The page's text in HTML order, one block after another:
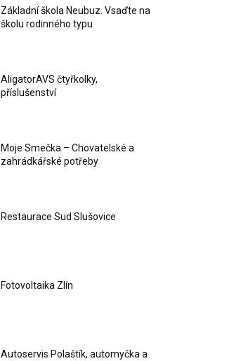
Základní škola Neubuz. Vsaďte na
školu rodinného typu
AligatorAVS čtyřkolky,
příslušenství
Moje Smečka – Chovatelské a
zahrádkářské potřeby
Restaurace Sud Slušovice
Fotovoltaika Zlín
Autoservis Polaštík, automyčka a